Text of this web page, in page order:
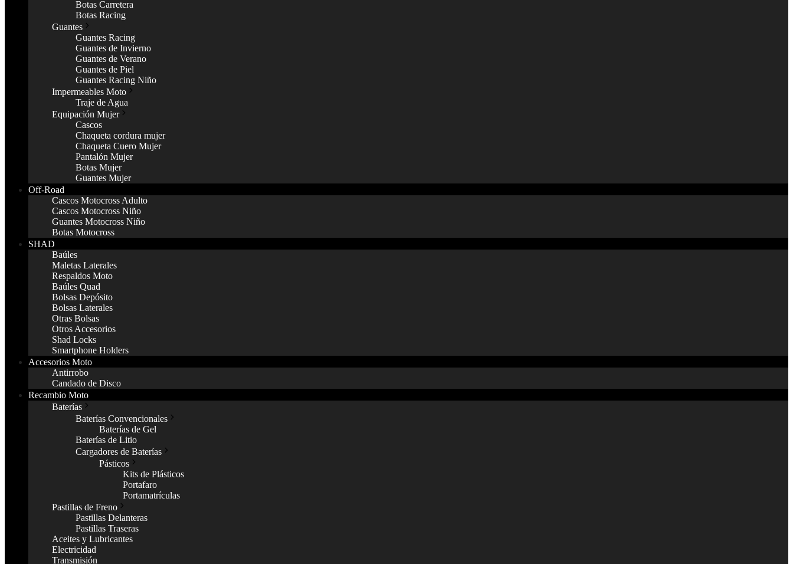
Botas Carretera
Botas Racing
Guantes
Guantes Racing
Guantes de Invierno
Guantes de Verano
Guantes de Piel
Guantes Racing Niño
Impermeables Moto
Traje de Agua
Equipación Mujer
Cascos
Chaqueta cordura mujer
Chaqueta Cuero Mujer
Pantalón Mujer
Botas Mujer
Guantes Mujer
Off-Road
Cascos Motocross Adulto
Cascos Motocross Niño
Guantes Motocross Niño
Botas Motocross
SHAD
Baúles
Maletas Laterales
Respaldos Moto
Baúles Quad
Bolsas Depósito
Bolsas Laterales
Otras Bolsas
Otros Accesorios
Shad Locks
Smartphone Holders
Accesorios Moto
Antirrobo
Candado de Disco
Recambio Moto
Baterías
Baterías Convencionales
Baterías de Gel
Baterías de Litio
Cargadores de Baterías
Pásticos
Kits de Plásticos
Portafaro
Portamatrículas
Pastillas de Freno
Pastillas Delanteras
Pastillas Traseras
Aceites y Lubricantes
Electricidad
Transmisión